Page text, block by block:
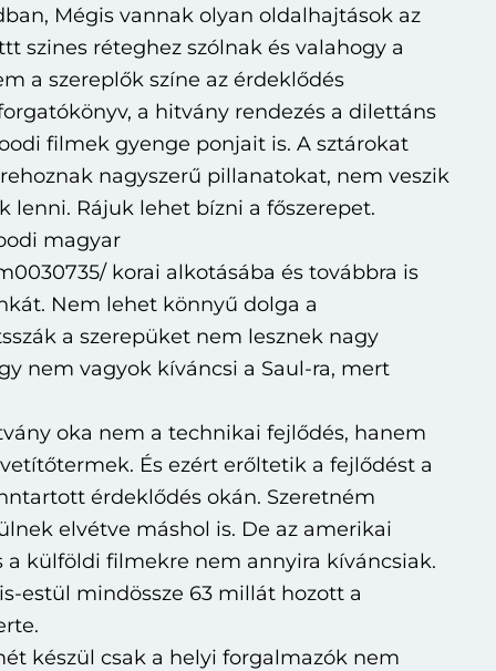
Mégis vannak olyan oldalhajtások az
szines réteghez szólnak és valahogy a
a szereplők színe az érdeklődés
a hitvány rendezés a dilettáns
filmek gyenge ponjait is. A sztárokat
nagyszerű pillanatokat, nem veszik
lenni. Rájuk lehet bízni a főszerepet.
magyar
korai alkotásába és továbbra is
Nem lehet könnyű dolga a
a szerepüket nem lesznek nagy
nem vagyok kíváncsi a Saul-ra, mert
oka nem a technikai fejlődés, hanem
És ezért erőltetik a fejlődést a
érdeklődés okán. Szeretném
elvétve máshol is. De az amerikai
külföldi filmekre nem annyira kíváncsiak.
estül mindössze 63 millát hozott a
készül csak a helyi forgalmazók nem